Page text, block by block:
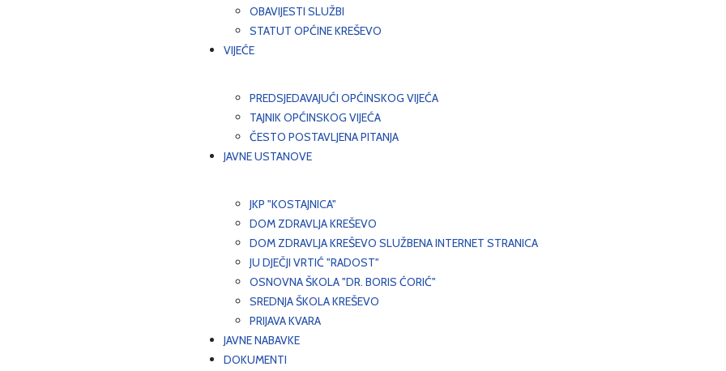
OBAVIJESTI SLUŽBI
STATUT OPĆINE KREŠEVO
VIJEĆE
PREDSJEDAVAJUĆI OPĆINSKOG VIJEĆA
TAJNIK OPĆINSKOG VIJEĆA
ČESTO POSTAVLJENA PITANJA
JAVNE USTANOVE
JKP "KOSTAJNICA"
DOM ZDRAVLJA KREŠEVO
DOM ZDRAVLJA KREŠEVO SLUŽBENA INTERNET STRANICA
JU DJEČJI VRTIĆ "RADOST"
OSNOVNA ŠKOLA "DR. BORIS ĆORIĆ"
SREDNJA ŠKOLA KREŠEVO
PRIJAVA KVARA
JAVNE NABAVKE
DOKUMENTI